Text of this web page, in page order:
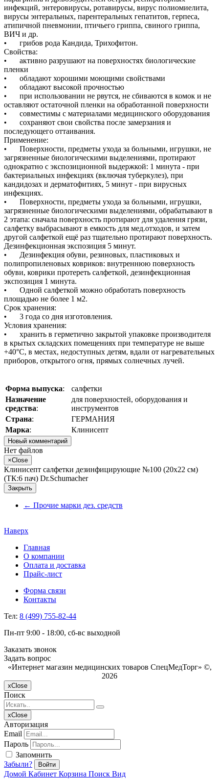
инфекций, энтеровирусы, ротавирусы, вирус полиомиелита,
вирусы энтеральных, парентеральных гепатитов, герпеса,
атипичной пневмонии, птичьего гриппа, свиного гриппа,
ВИЧ и др.
•
грибов рода Кандида, Трихофитон.
Свойства:
•
активно разрушают на поверхностях биологические
пленки
•
обладают хорошими моющими свойствами
•
обладают высокой прочностью
•
при использовании не рвутся, не сбиваются в комок и не
оставляют остаточной пленки на обработанной поверхности
•
совместимы с материалами медицинского оборудования
•
сохраняют свои свойства после замерзания и
последующего оттаивания.
Применение:
•
Поверхности, предметы ухода за больными, игрушки, не
загрязненные биологическими выделениями, протирают
однократно с экспозиционной выдержкой: 1 минута - при
бактериальных инфекциях (включая туберкулез), при
кандидозах и дерматофитиях, 5 минут - при вирусных
инфекциях.
•
Поверхности, предметы ухода за больными, игрушки,
загрязненные биологическими выделениями, обрабатывают в
2 этапа: сначала поверхность протирают для удаления грязи,
салфетку выбрасывают в емкость для мед.отходов, и затем
другой салфеткой ещё раз тщательно протирают поверхность.
Дезинфекционная экспозиция 5 минут.
•
Дезинфекция обуви, резиновых, пластиковых и
полипропиленовых ковриков: внутреннюю поверхность
обуви, коврики протереть салфеткой, дезинфекционная
экспозиция 1 минута.
•
Одной салфеткой можно обработать поверхность
площадью не более 1 м2.
Срок хранения:
•
3 года со дня изготовления.
Условия хранения:
•
хранить в герметично закрытой упаковке производителя
в крытых складских помещениях при температуре не выше
+40°С, в местах, недоступных детям, вдали от нагревательных
приборов, открытого огня, прямых солнечных лучей.
Форма выпуска:
салфетки
Назначение
средства:
для поверхностей, оборудования и
инструментов
Страна:
ГЕРМАНИЯ
Марка: Клинисепт
Новый комментарий
Нет файлов
×Close
Клинисепт салфетки дезинфицирующие №100 (20х22 см)
(ТК:6 пач) Dr.Schumacher
Закрыть
← Прочие марки дез. средств
Наверх
Главная
О компании
Оплата и доставка
Прайс-лист
Форма связи
Контакты
Тел: 8 (499) 755-82-44
Пн-пт 9:00 - 18:00, сб-вс выходной
Заказать звонок
Задать вопрос
«Интернет магазин медицинских товаров СпецМедТорг» ©,
2026
xClose
Поиск
xClose
Авторизация
Email
Пароль
Запомнить
Забыли?
Войти
Домой Кабинет Корзина Поиск Вид